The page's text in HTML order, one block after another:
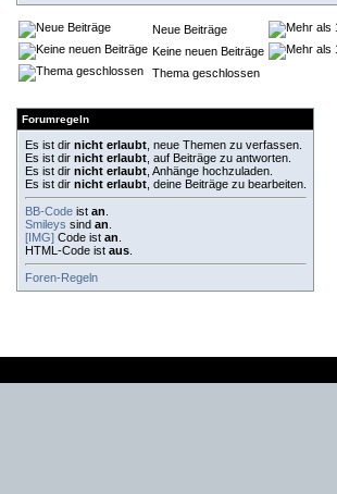
Neue Beiträge
Keine neuen Beiträge
Thema geschlossen
Forumregeln
Es ist dir nicht erlaubt , neue Themen zu verfassen.
Es ist dir nicht erlaubt , auf Beiträge zu antworten.
Es ist dir nicht erlaubt , Anhänge hochzuladen.
Es ist dir nicht erlaubt , deine Beiträge zu bearbeiten.
BB-Code ist an
Smileys sind an
[IMG] Code ist an
HTML-Code ist aus
Foren-Regeln